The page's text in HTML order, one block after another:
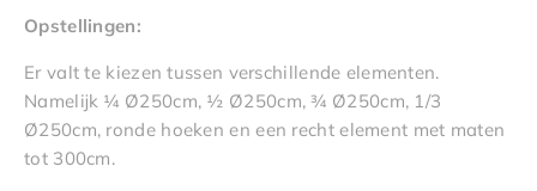
Opstellingen:
Er valt te kiezen tussen verschillende elementen.
Namelijk ¼ Ø250cm, ½ Ø250cm, ¾ Ø250cm, 1/3
Ø250cm, ronde hoeken en een recht element met maten
tot 300cm.